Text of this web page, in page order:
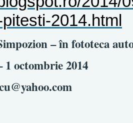
2014.html
– în fototeca
1 octombrie 2014
@yahoo.com